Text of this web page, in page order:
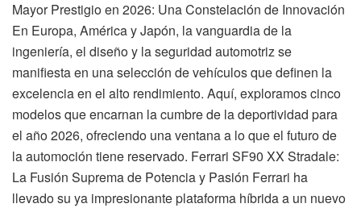
Mayor Prestigio en 2026: Una Constelación de Innovación
En Europa, América y Japón, la vanguardia de la
ingeniería, el diseño y la seguridad automotriz se
manifiesta en una selección de vehículos que definen la
excelencia en el alto rendimiento. Aquí, exploramos cinco
modelos que encarnan la cumbre de la deportividad para
el año 2026, ofreciendo una ventana a lo que el futuro de
la automoción tiene reservado. Ferrari SF90 XX Stradale:
La Fusión Suprema de Potencia y Pasión Ferrari ha
llevado su ya impresionante plataforma híbrida a un nuevo